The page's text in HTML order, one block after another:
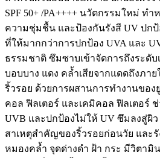
SPF 50+ /PA++++ นวัตกรรมใหม่ ท
ความชุ่มชื้น และป้องกันรังสี UV ปก
ที่ให้มากกว่าการปกป้อง UVA และ
ธรรมชาติ ซึมซาบเข้าจัดการถึงระดับ
บอบบาง แดง คล้ำเสียจากแดดถึงภาย
ริ้วรอย ด้วยการผสานการทำงานของ
คอล ฟิลเตอร์ และเคมิคอล ฟิลเตอร์
UVB และปกป้องไม่ให้ UV ซึมลงสู่ผิว
สาเหตุสำคัญของริ้วรอยก่อนวัย และ
หมองคล้ำ จุดด่างดำ ฝ้า กระ มีวิตามิ